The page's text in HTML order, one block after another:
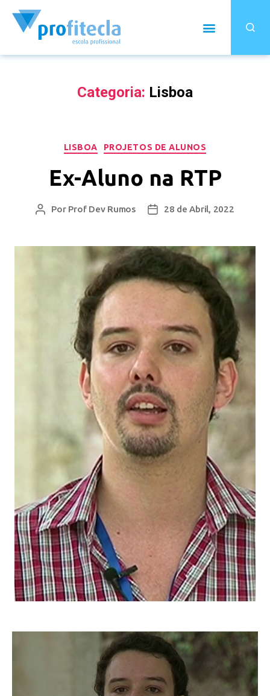
Categoria: Lisboa
LISBOA PROJETOS DE ALUNOS
Ex-Aluno na RTP
Por Prof Dev Rumos 28 de Abril, 2022